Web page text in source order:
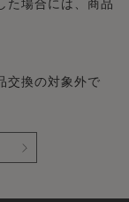
た場合には、商品
交換の対象外で